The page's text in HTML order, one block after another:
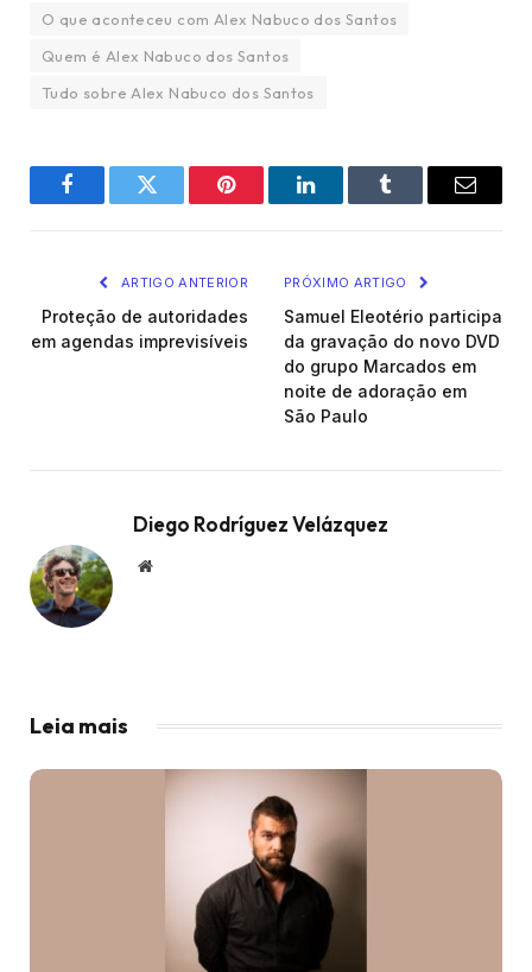
O que aconteceu com Alex Nabuco dos Santos
Quem é Alex Nabuco dos Santos
Tudo sobre Alex Nabuco dos Santos
FacebookTwitter Pinterest LinkedInTumblr Email
ARTIGO ANTERIOR
Proteção de autoridades
em agendas imprevisíveis
PRÓXIMO ARTIGO
Samuel Eleotério participa
da gravação do novo DVD
do grupo Marcados em
noite de adoração em
São Paulo
Diego Rodríguez Velázquez
Website
Leia mais